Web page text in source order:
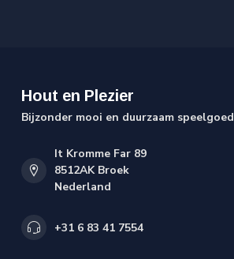
Hout en Plezier
Bijzonder mooi en duurzaam speelgoed
It Kromme Far 89
8512AK Broek
Nederland
+31 6 83 41 7554